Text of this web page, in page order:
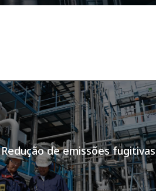
Redução de emissões fugitivas